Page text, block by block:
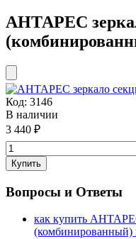
АНТАРЕС
Код: 3146
В наличии
3 440 ₽
Вопросы и Ответы
как купить
(комбинированный)